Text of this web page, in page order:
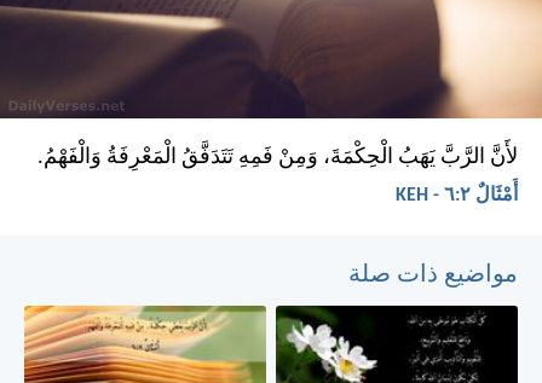
لأَنَّ الرَّبَّ يَهَبُ الْحِكْمَةَ، وَمِنْ فَمِهِ تَتَدَفَّقُ الْمَعْرِفَةُ وَالْفَهْمُ.
أَمْثَالٌ ٢:‏٦ - KEH
مواضيع ذات صلة